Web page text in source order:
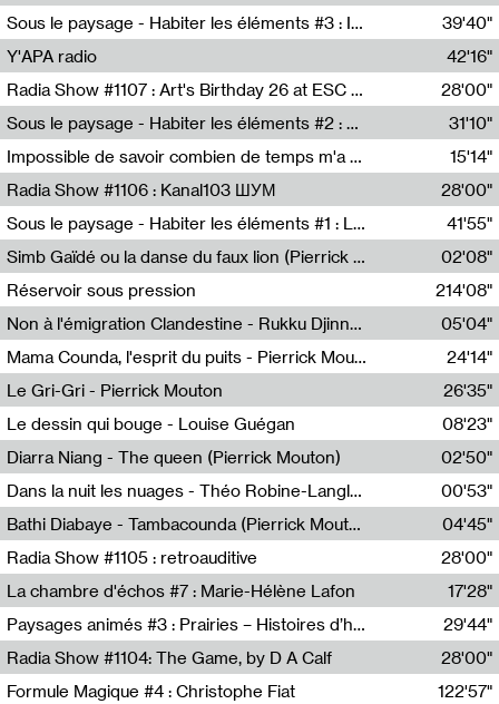
Radio Zero
Sous le paysage - Habiter les éléments #3 : Interprétations, rituels et symboliques des éléments
Nastassja Martin
39'40"
Y'APA radio
Pierrick Mouton
42'16"
Radia Show #1107 : Art's Birthday 26 at ESC - Medien Kunst Labor
Radio Helsinki
28'00"
Sous le paysage - Habiter les éléments #2 : Vers le tournant élémentaire
Nastassja Martin
31'10"
Impossible de savoir combien de temps m'a échappé
Mélanie Blaison,Mateo Cuin
15'14"
Radia Show #1106 : Kanal103 ШУМ
Kanal103
28'00"
Sous le paysage - Habiter les éléments #1 : Les éléments et les débordements du vivant
Nastassja Martin
41'55"
Simb Gaïdé ou la danse du faux lion (Pierrick Mouton)
Pierrick Mouton,Simb Gaïdé
02'08"
Réservoir sous pression
214'08"
Non à l'émigration Clandestine - Rukku Djinne Squad (Eden Tinto Collins)
Eden Tinto Collins,Rukku Djinne
05'04"
Mama Counda, l'esprit du puits - Pierrick Mouton
Pierrick Mouton
24'14"
Le Gri-Gri - Pierrick Mouton
Pierrick Mouton
26'35"
Le dessin qui bouge - Louise Guégan
Louise Guégan
08'23"
Diarra Niang - The queen (Pierrick Mouton)
Pierrick Mouton,Diarra Niang
02'50"
Dans la nuit les nuages - Théo Robine-Langlois
Théo Robine-Langlois,LD Beat
00'53"
Bathi Diabaye - Tambacounda (Pierrick Mouton)
Pierrick Mouton,Bathi Diabaye
04'45"
Radia Show #1105 : retroauditive
Soundart Radio
28'00"
La chambre d'échos #7 : Marie-Hélène Lafon
Revue Les Chambres,Marie-Hélène Lafon
17'28"
Paysages animés #3 : Prairies – Histoires d’herbes et d’humains
Anne Simon
29'44"
Radia Show #1104: The Game, by D A Calf
Radio One NZ
28'00"
Formule Magique #4 : Christophe Fiat
122'57"